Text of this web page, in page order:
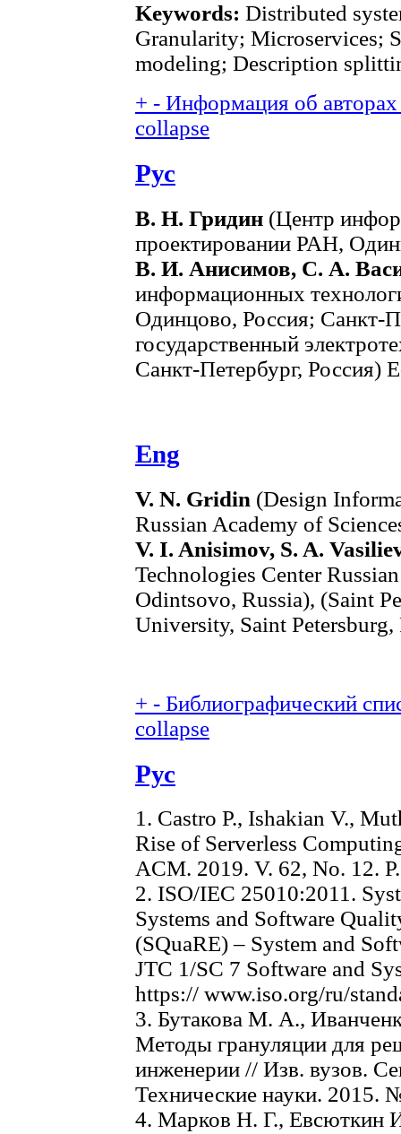
Keywords: Distributed
Granularity; Microservices;
modeling; Description
+ - Информация об
collapse
Рус
В. Н. Гридин (Центр
проектировании РАН,
В. И. Анисимов, С. А.
информационных
Одинцово, Россия; Санкт-
государственный
Санкт-Петербург, Россия)
Eng
V. N. Gridin (Design
Russian Academy of
V. I. Anisimov, S. A.
Technologies Center
Odintsovo, Russia), (Saint
University, Saint
+ - Библиографический
collapse
Рус
1. Castro P., Ishakian V.,
Rise of Serverless
ACM. 2019. V. 62, No. 12.
2. ISO/IEC 25010:2011.
Systems and Software
(SQuaRE) – System and
JTC 1/SC 7 Software and
https:// www.iso.org/ru/
3. Бутакова М. А.,
Методы грануляции для
инженерии // Изв. вузов.
Технические науки. 2015.
4. Марков Н. Г., Евсюткин